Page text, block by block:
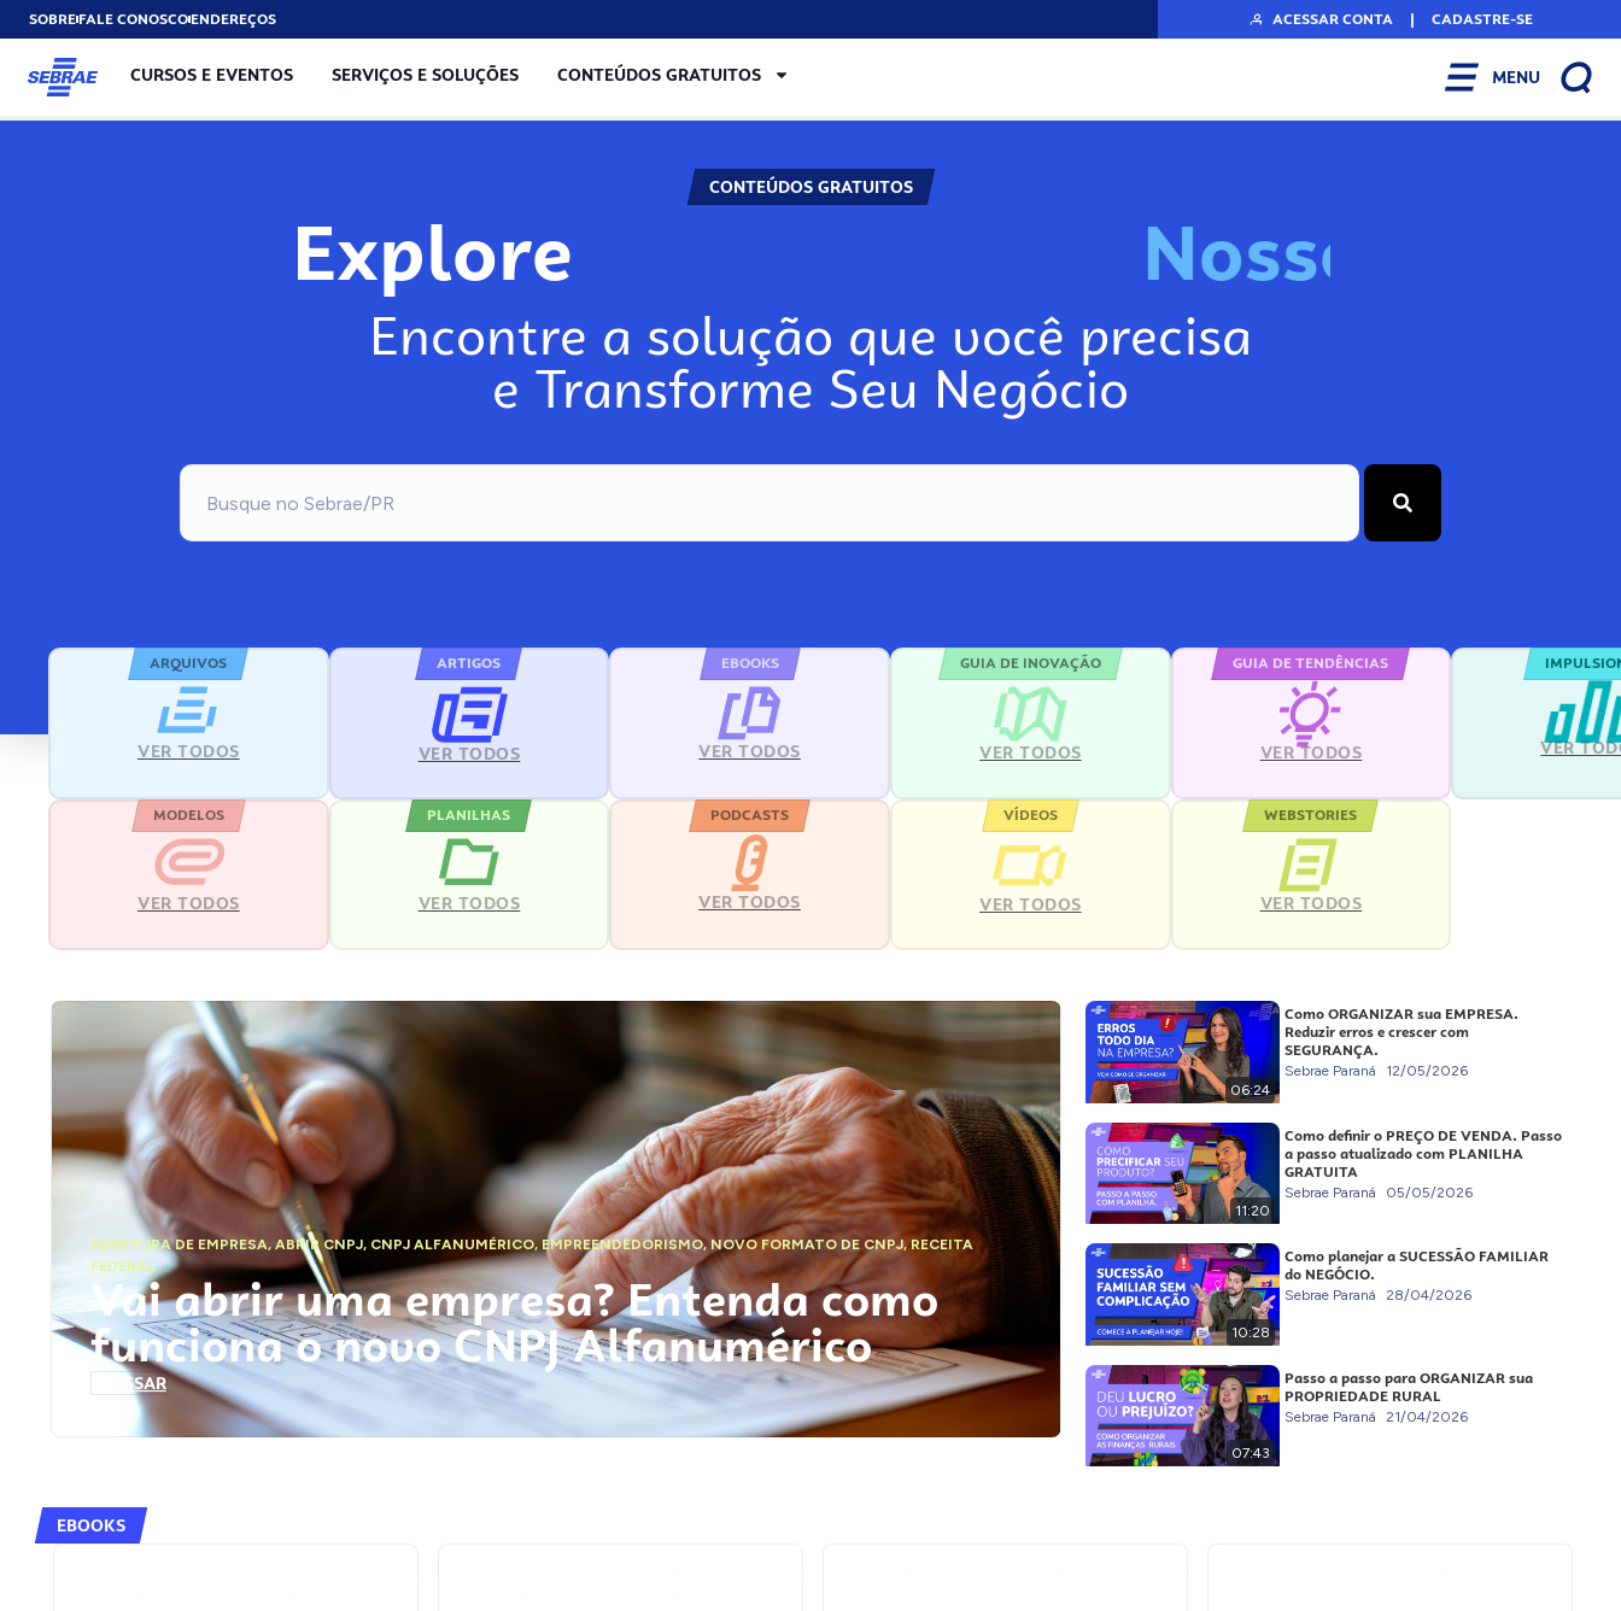
SOBREFALE CONOSCOENDEREÇOS ACESSAR CONTA | CADASTRE-SE
CURSOS E EVENTOS SERVIÇOS E SOLUÇÕES CONTEÚDOS GRATUITOS MENU
CONTEÚDOS GRATUITOS
Explore Nosso
Encontre a solução que você precisa
e Transforme Seu Negócio
ARQUIVOS
VER TODOS
ARTIGOS
VER TODOS
EBOOKS
VER TODOS
GUIA DE INOVAÇÃO
VER TODOS
GUIA DE TENDÊNCIAS
VER TODOS VER
MODELOS
VER TODOS
PLANILHAS
VER TODOS
PODCASTS
VER TODOS
VÍDEOS
VER TODOS
WEBSTORIES
VER TODOS
ABERTURA DE EMPRESA,ABRIR CNPJ, CNPJ ALFANUMÉRICO, EMPREENDEDORISMO,NOVO FORMATO DE CNPJ,RECEITA
FEDERAL
Vai abrir uma empresa? Entenda como
funciona o novo CNPJ Alfanumérico
ACESSAR
06:24
Como ORGANIZAR sua EMPRESA.
Reduzir erros e crescer com
SEGURANÇA.
Sebrae Paraná 12/05/2026
11:20
Como definir o PREÇO DE VENDA. Passo
a passo atualizado com PLANILHA
GRATUITA
Sebrae Paraná 05/05/2026
10:28
Como planejar a SUCESSÃO FAMILIAR
do NEGÓCIO.
Sebrae Paraná 28/04/2026
07:43
Passo a passo para ORGANIZAR sua
PROPRIEDADE RURAL
Sebrae Paraná 21/04/2026
EBOOKS